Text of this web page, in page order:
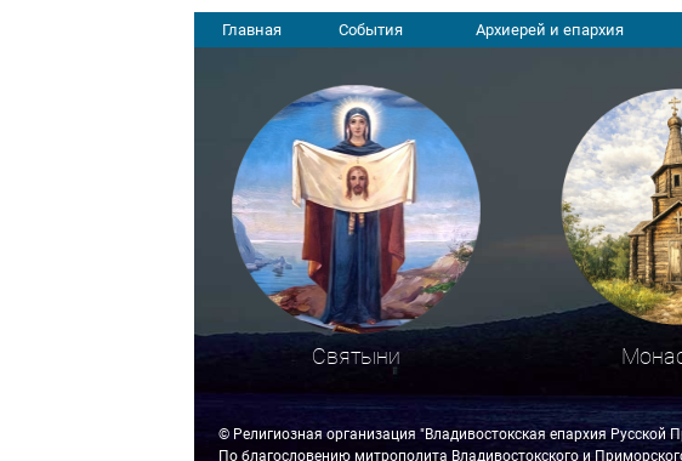
Главная События Архиерей и епархия
Святыни
© Религиозная организация "Владивостокская епархия
По благословению митрополита Владивостокского и